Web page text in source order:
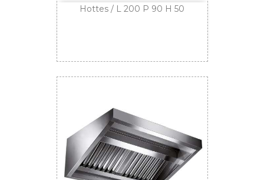
Hottes / L 200 P 90 H 50